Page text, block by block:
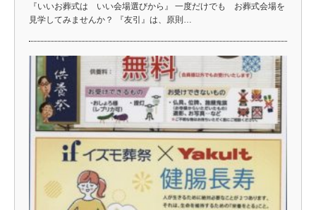
『いいお葬式は いい会場選びから』 一度だけでも お葬式会場を
見学してみませんか？ 『友引』は、原則…